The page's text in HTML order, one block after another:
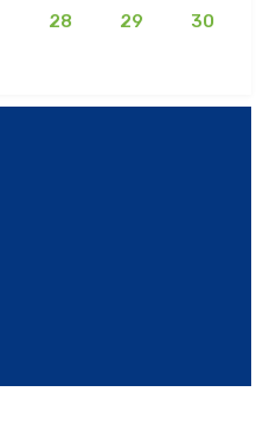
28 29 30